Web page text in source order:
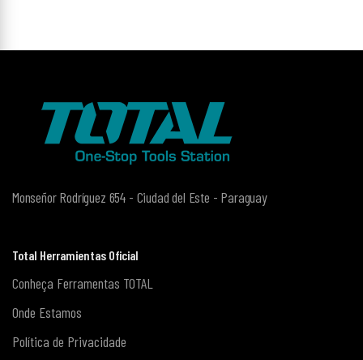
Monseñor Rodríguez 654 - Ciudad del Este - Paraguay
Total Herramientas Oficial
Conheça Ferramentas TOTAL
Onde Estamos
Política de Privacidade